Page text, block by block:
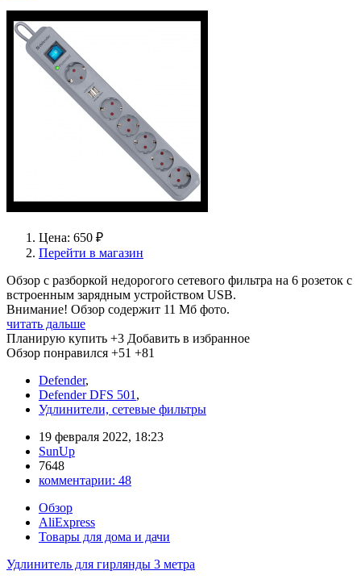
Цена: 650 ₽
Перейти в магазин
Обзор с разборкой недорогого сетевого фильтра на 6 розеток с
встроенным зарядным устройством USB.
Внимание! Обзор содержит 11 Мб фото.
читать дальше
Планирую купить +3 Добавить в избранное
Обзор понравился +51 +81
Defender,
Defender DFS 501 ,
Удлинители, сетевые фильтры
19 февраля 2022, 18:23
SunUp
7648
комментарии: 48
Обзор
AliExpress
Товары для дома и дачи
Удлинитель для гирлянды 3 метра